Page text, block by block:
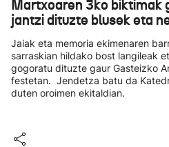
Martxoaren 3ko biktimak
jantzi dituzte blusek eta
Jaiak eta memoria ekimenaren
sarraskian hildako bost langileak
gogoratu dituzte gaur Gasteizko
festetan. Jendetza batu da
duten oroimen ekitaldian.